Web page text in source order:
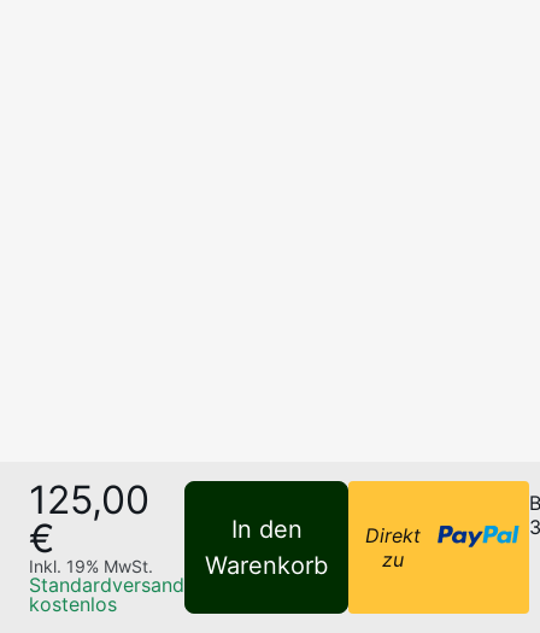
125,00
€
Inkl. 19% MwSt.
Standardversand
kostenlos
In den
Warenkorb
Direkt
zu